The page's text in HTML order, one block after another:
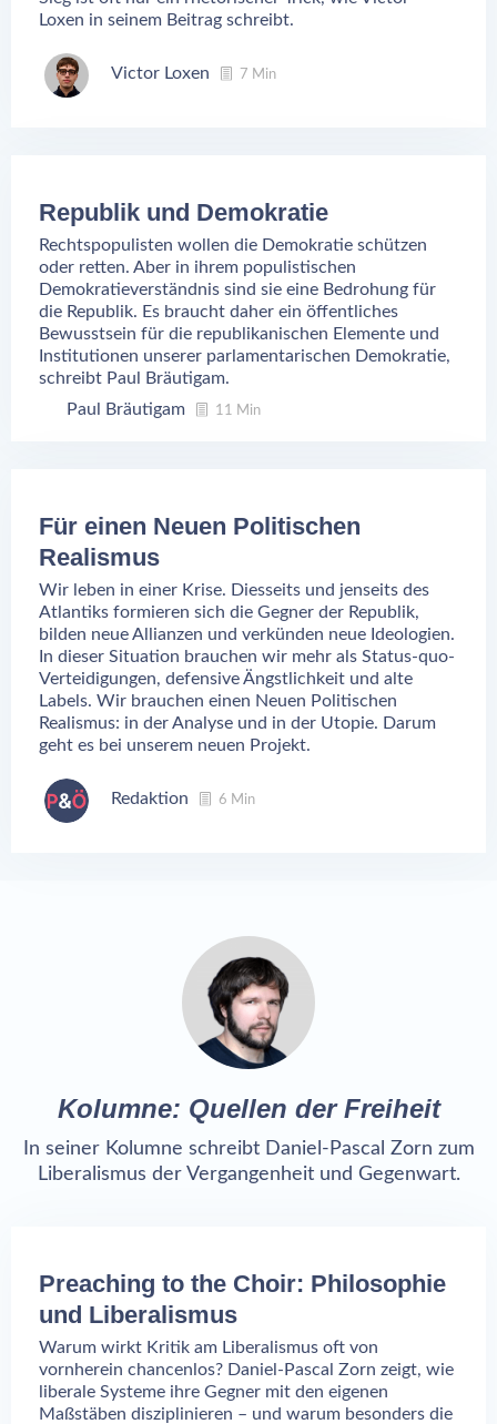
Loxen in seinem Beitrag schreibt.
Victor Loxen 7 Min
Republik und Demokratie
Rechtspopulisten wollen die Demokratie schützen
oder retten. Aber in ihrem populistischen
Demokratieverständnis sind sie eine Bedrohung für
die Republik. Es braucht daher ein öffentliches
Bewusstsein für die republikanischen Elemente und
Institutionen unserer parlamentarischen Demokratie,
schreibt Paul Bräutigam.
Paul Bräutigam
11 Min
Für einen Neuen Politischen
Realismus
Wir leben in einer Krise. Diesseits und jenseits des
Atlantiks formieren sich die Gegner der Republik,
bilden neue Allianzen und verkünden neue Ideologien.
In dieser Situation brauchen wir mehr als Status-quo-
Verteidigungen, defensive Ängstlichkeit und alte
Labels. Wir brauchen einen Neuen Politischen
Realismus: in der Analyse und in der Utopie. Darum
geht es bei unserem neuen Projekt.
Redaktion 6 Min
Kolumne: Quellen der Freiheit
In seiner Kolumne schreibt Daniel-Pascal Zorn zum
Liberalismus der Vergangenheit und Gegenwart.
Preaching to the Choir: Philosophie
und Liberalismus
Warum wirkt Kritik am Liberalismus oft von
vornherein chancenlos? Daniel-Pascal Zorn zeigt, wie
liberale Systeme ihre Gegner mit den eigenen
Maßstäben disziplinieren – und warum besonders die